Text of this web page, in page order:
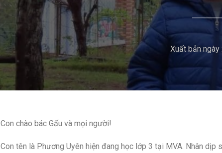
Xuất bản ngày
Con chào bác Gấu và mọi người!
Con tên là Phương Uyên hiện đang học lớp 3 tại MVA. Nhân